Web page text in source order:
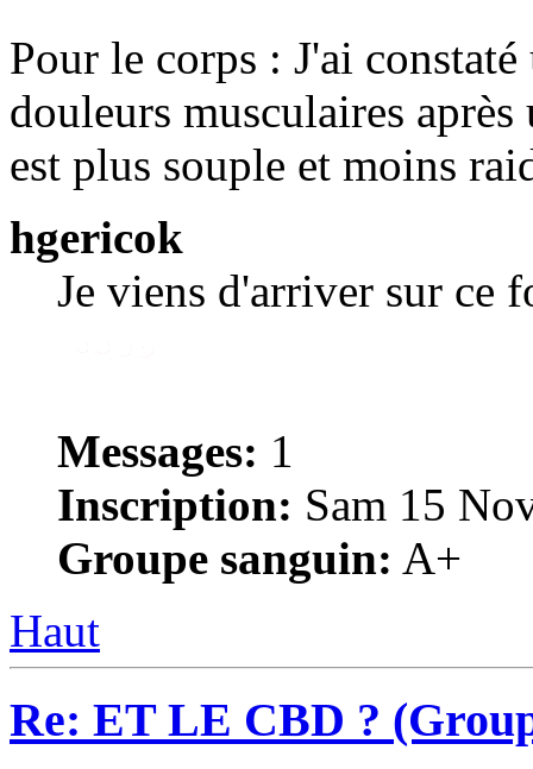
Pour le corps : J'ai
douleurs musculaires
est plus souple et moins
hgericok
Je viens d'arriver sur ce
Messages: 1
Inscription: Sam 15
Groupe sanguin: A+
Haut
Re: ET LE CBD ?